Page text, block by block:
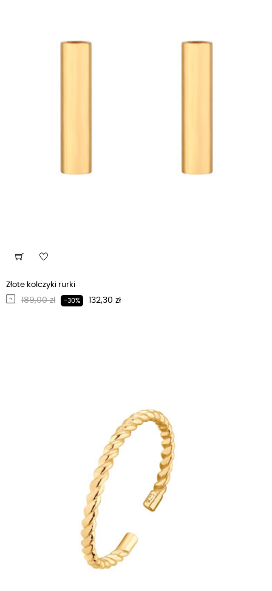
Złote kolczyki rurki
Regularna cena
189,00 zł -30% Cena
132,30 zł